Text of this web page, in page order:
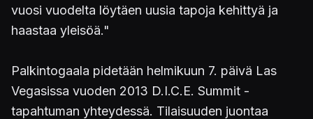
vuosi vuodelta löytäen uusia tapoja kehittyä ja
haastaa yleisöä."
Palkintogaala pidetään helmikuun 7. päivä Las
Vegasissa vuoden 2013 D.I.C.E. Summit -
tapahtuman yhteydessä. Tilaisuuden juontaa